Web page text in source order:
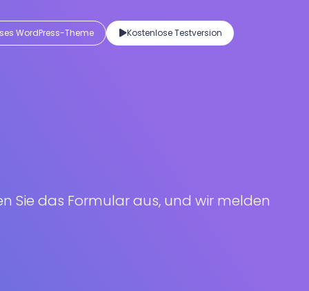
WordPress-Theme Kostenlose Testversion
Sie das Formular aus, und wir melden